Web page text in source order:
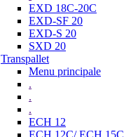
EXD 18C-20C
EXD-SF 20
EXD-S 20
SXD 20
Transpallet
Menu principale
.
.
.
ECH 12
ECH 12C/ ECH 15C